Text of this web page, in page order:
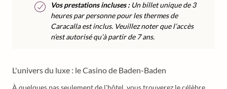
Vos prestations incluses :Un billet unique de 3
heures par personne pour les thermes de
Caracalla est inclus. Veuillez noter que l’accès
n’est autorisé qu’à partir de 7 ans.
L'univers du luxe : le Casino de Baden-Baden
À quelques pas seulement de l'hôtel, vous trouverez le célèbre